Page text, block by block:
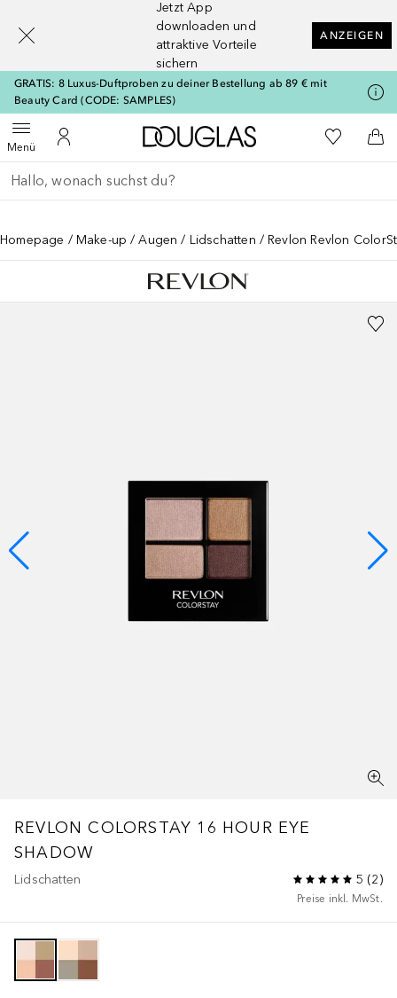
Jetzt App
downloaden und
attraktive Vorteile
sichern
ANZEIGEN
GRATIS: 8 Luxus-Duftproben zu deiner Bestellung ab 89 € mit
Beauty Card (CODE: SAMPLES)
MenüMenü öffnenZu Meinem Kundenkonto
Zur Douglas Startseite
Zu Meiner
Gehe zurück
Suche ausführen
Homepage Make-up Augen Lidschatten Revlon Revlon
REVLON COLORSTAY 16 HOUR EYE
SHADOW
Lidschatten 5 (2)
Preise inkl. MwSt.
[navigation.slideout.screenreader]